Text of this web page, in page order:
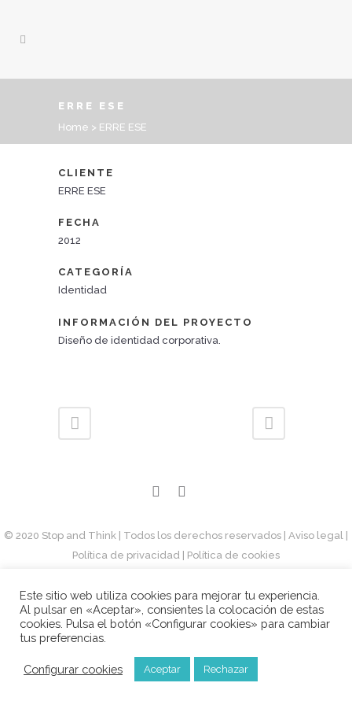
ERRE ESE
Home > ERRE ESE
CLIENTE
ERRE ESE
FECHA
2012
CATEGORÍA
Identidad
INFORMACIÓN DEL PROYECTO
Diseño de identidad corporativa.
© 2020 Stop and Think | Todos los derechos reservados | Aviso legal
Política de privacidad
| Política de cookies
Este sitio web utiliza cookies para mejorar tu experiencia.
Al pulsar en «Aceptar», consientes la colocación de estas
cookies. Pulsa el botón «Configurar cookies» para cambiar
tus preferencias.
Configurar cookies Aceptar Rechazar